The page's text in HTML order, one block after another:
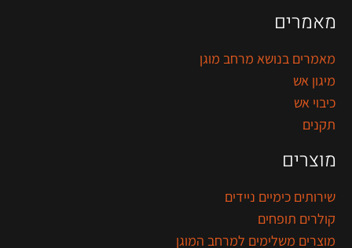
מאמרים
מאמרים בנושא מרחב מוגן
מיגון אש
כיבוי אש
תקנים
מוצרים
שירותים כימיים ניידים
קולרים תופחים
מוצרים משלימים למרחב המוגן